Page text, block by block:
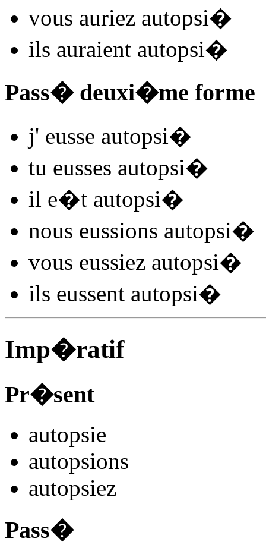
vous auriez autopsi�
ils auraient autopsi�
Pass� deuxi�me forme
j' eusse autopsi�
tu eusses autopsi�
il e�t autopsi�
nous eussions autopsi�
vous eussiez autopsi�
ils eussent autopsi�
Imp�ratif
Pr�sent
autopsie
autopsions
autopsiez
Pass�